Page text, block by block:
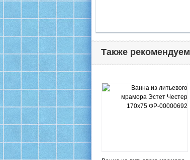
Также рекомендуем